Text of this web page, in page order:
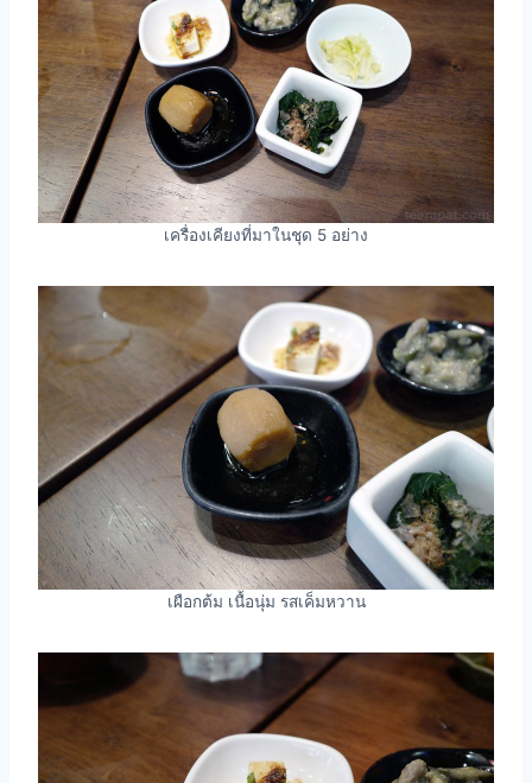
เครื่องเคียงที่มาในชุด 5 อย่าง
เผือกต้ม เนื้อนุ่ม รสเค็มหวาน